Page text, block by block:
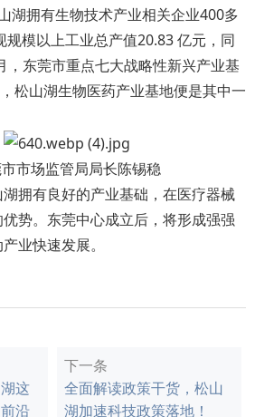
拥有生物技术产业相关企业400多
模以上工业总产值20.83 亿元，同
，东莞市重点七大战略性新兴产业基
松山湖生物医药产业基地便是其中一
场监管局局长陈锡稳
有良好的产业基础，在医疗器械
势。东莞中心成立后，将形成强强
业快速发展。
这
沿
下一条
全面解读政策干货，松山
湖加速科技政策落地！